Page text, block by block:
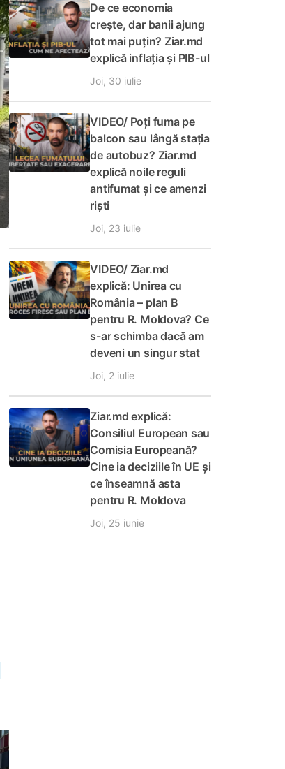
De ce economia
crește, dar banii ajung
tot mai puțin? Ziar.md
explică inflația și PIB-ul
Joi, 30 iulie
VIDEO/ Poți fuma pe
balcon sau lângă stația
de autobuz? Ziar.md
explică noile reguli
antifumat și ce amenzi
riști
Joi, 23 iulie
VIDEO/ Ziar.md
explică: Unirea cu
România – plan B
pentru R. Moldova? Ce
s-ar schimba dacă am
deveni un singur stat
Joi, 2 iulie
Ziar.md explică:
Consiliul European sau
Comisia Europeană?
Cine ia deciziile în UE și
ce înseamnă asta
pentru R. Moldova
Joi, 25 iunie